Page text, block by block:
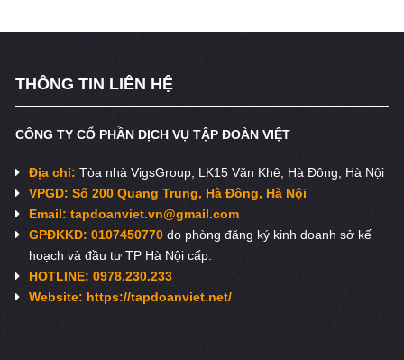
THÔNG TIN LIÊN HỆ
CÔNG TY CỔ PHẦN DỊCH VỤ TẬP ĐOÀN VIỆT
Địa chỉ:Tòa nhà VigsGroup, LK15 Văn Khê, Hà Đông, Hà Nội
VPGD: Số 200 Quang Trung, Hà Đông, Hà Nội
Email:tapdoanviet.vn@gmail.com
GPĐKKD: 0107450770do phòng đăng ký kinh doanh sở kế
hoạch và đầu tư TP Hà Nội cấp.
HOTLINE: 0978.230.233
Website: https://tapdoanviet.net/